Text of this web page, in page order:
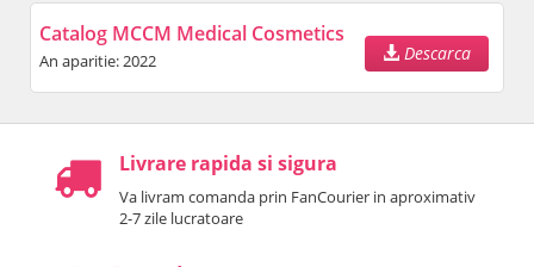
Catalog MCCM Medical Cosmetics
An aparitie: 2022 Descarca
Livrare rapida si sigura
Va livram comanda prin FanCourier in aproximativ
2-7 zile lucratoare